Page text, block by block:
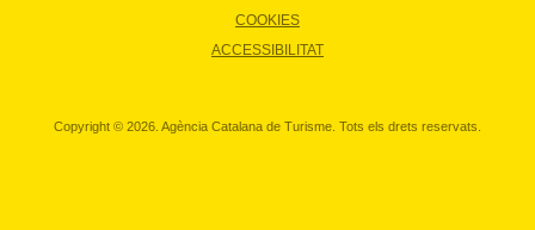
COOKIES
ACCESSIBILITAT
Copyright © 2026. Agència Catalana de Turisme. Tots els drets reservats.